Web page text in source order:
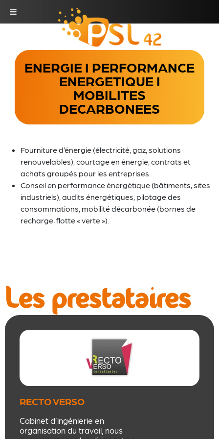
ENERGIE I PERFORMANCE
ENERGETIQUE I
MOBILITES
DECARBONEES
Fourniture d’énergie (électricité, gaz, solutions
renouvelables), courtage en énergie, contrats et
achats groupés pour les entreprises.
Conseil en performance énergétique (bâtiments, sites
industriels), audits énergétiques, pilotage des
consommations, mobilité décarbonée (bornes de
recharge, flotte « verte »).
Les prestataires
RECTO VERSO
Cabinet d’ingénierie en
organisation du travail, nous